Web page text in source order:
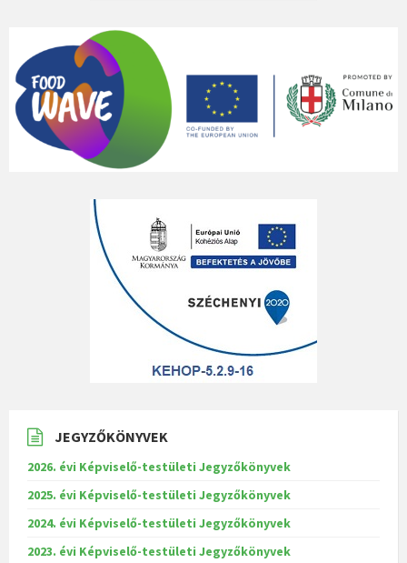
JEGYZŐKÖNYVEK
2026. évi Képviselő-testületi Jegyzőkönyvek
2025. évi Képviselő-testületi Jegyzőkönyvek
2024. évi Képviselő-testületi Jegyzőkönyvek
2023. évi Képviselő-testületi Jegyzőkönyvek